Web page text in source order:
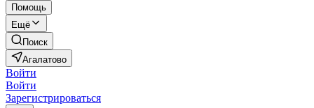
Помощь
Ещё
Поиск
Агалатово
Войти
Войти
Зарегистрироваться